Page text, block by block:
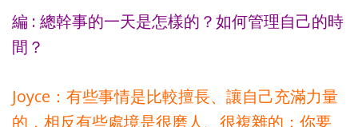
編 : 總幹事的一天是怎樣的？如何管理自己的時
間？
Joyce：有些事情是比較擅長、讓自己充滿力量
的，相反有些處境是很磨人、很複雜的；你要